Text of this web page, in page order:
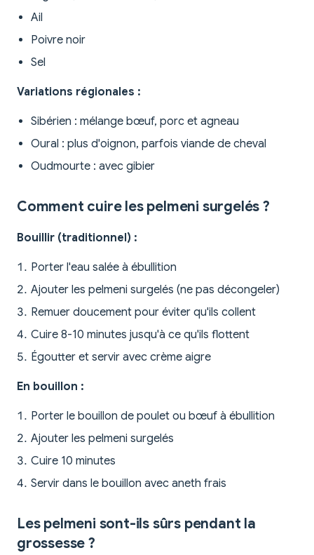
Ail
Poivre noir
Sel
Variations régionales :
Sibérien : mélange bœuf, porc et agneau
Oural : plus d'oignon, parfois viande de cheval
Oudmourte : avec gibier
Comment cuire les pelmeni surgelés ?
Bouillir (traditionnel) :
Porter l'eau salée à ébullition
Ajouter les pelmeni surgelés (ne pas décongeler)
Remuer doucement pour éviter qu'ils collent
Cuire 8-10 minutes jusqu'à ce qu'ils flottent
Égoutter et servir avec crème aigre
En bouillon :
Porter le bouillon de poulet ou bœuf à ébullition
Ajouter les pelmeni surgelés
Cuire 10 minutes
Servir dans le bouillon avec aneth frais
Les pelmeni sont-ils sûrs pendant la
grossesse ?